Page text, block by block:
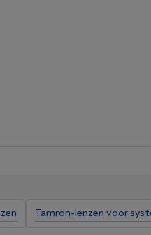
Tamron-lenzen voor